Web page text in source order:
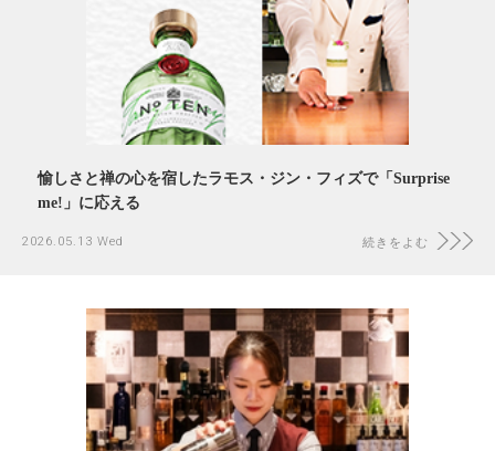
愉しさと禅の心を宿したラモス・ジン・フィズで「Surprise
me!」に応える
2026.05.13 Wed 続きをよむ